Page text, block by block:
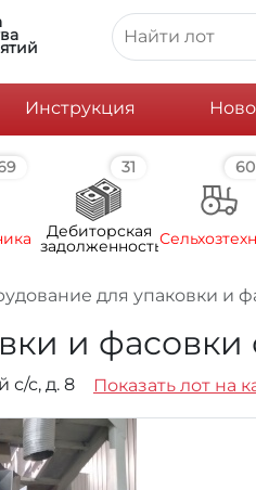
Инструкция
31
Дебиторская
задолженность
60
для упаковки и
и фасовки
с/с, д. 8 Показать лот на